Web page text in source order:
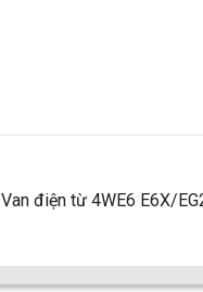
Van điện từ 4WE6 E6X/